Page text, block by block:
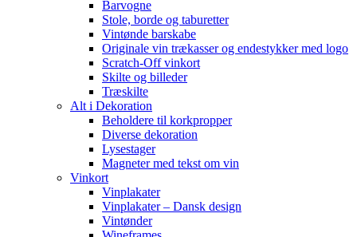
Barvogne
Stole, borde og taburetter
Vintønde barskabe
Originale vin trækasser og endestykker med logo
Scratch-Off vinkort
Skilte og billeder
Træskilte
Alt i Dekoration
Beholdere til korkpropper
Diverse dekoration
Lysestager
Magneter med tekst om vin
Vinkort
Vinplakater
Vinplakater – Dansk design
Vintønder